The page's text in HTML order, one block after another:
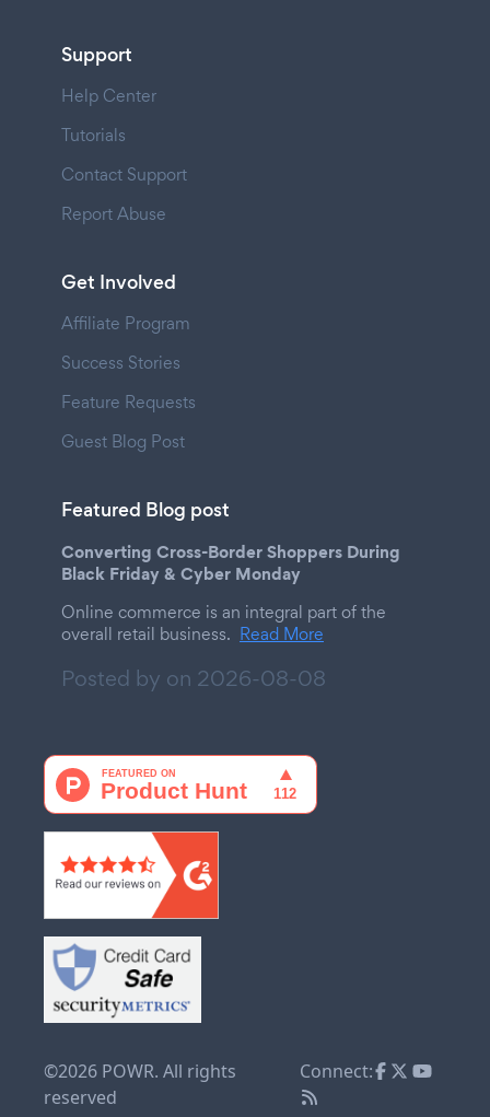
Support
Help Center
Tutorials
Contact Support
Report Abuse
Get Involved
Affiliate Program
Success Stories
Feature Requests
Guest Blog Post
Featured Blog post
Converting Cross-Border Shoppers During
Black Friday & Cyber Monday
Online commerce is an integral part of the
overall retail business. Read More
Posted by on 2026-08-08
©2026 POWR. All rights
reserved
Connect: